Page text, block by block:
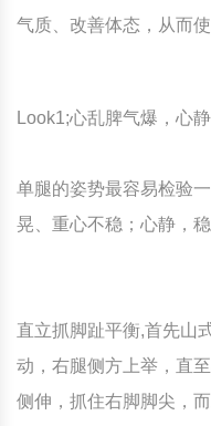
气质、改善体态，从而
Look1;心乱脾气爆，心
单腿的姿势最容易检验
晃、重心不稳；心静，
直立抓脚趾平衡,首先山
动，右腿侧方上举，直
侧伸，抓住右脚脚尖，